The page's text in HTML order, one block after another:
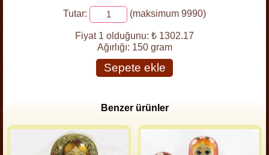
Tutar:
(maksimum 9990)
Fiyat 1 olduğunu: ₺ 1302.17
Ağırlığı: 150 gram
Sepete ekle
Benzer ürünler